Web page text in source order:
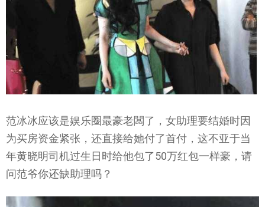
范冰冰应该是娱乐圈最豪老闆了，女助理要结婚时因
为买房资金紧张，还直接给她付了首付，这不亚于当
年黄晓明司机过生日时给他包了50万红包一样豪，请
问范爷你还缺助理吗？